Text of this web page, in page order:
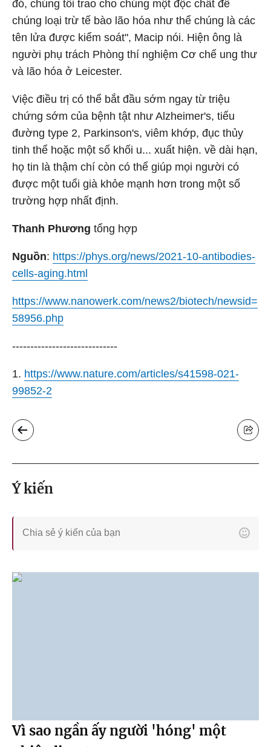
đó, chúng tôi trao cho chúng một độc chất để
chúng loại trừ tế bào lão hóa như thể chúng là các
tên lửa được kiểm soát", Macip nói. Hiện ông là
người phụ trách Phòng thí nghiệm Cơ chế ung thư
và lão hóa ở Leicester.
Việc điều trị có thể bắt đầu sớm ngay từ triệu
chứng sớm của bệnh tật như Alzheimer's, tiểu
đường type 2, Parkinson's, viêm khớp, đục thủy
tinh thể hoặc một số khối u... xuất hiện. về dài hạn,
họ tin là thậm chí còn có thể giúp mọi người có
được một tuổi già khỏe mạnh hơn trong một số
trường hợp nhất định.
Thanh Phương tổng hợp
Nguồn: https://phys.org/news/2021-10-antibodies-
cells-aging.html
https://www.nanowerk.com/news2/biotech/newsid=
58956.php
-----------------------------
1. https://www.nature.com/articles/s41598-021-
99852-2
Ý kiến
Vì sao ngần ấy người 'hóng' một